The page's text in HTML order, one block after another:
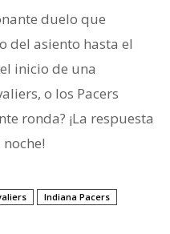
duelo que
del asiento hasta el
inicio de una
o los Pacers
ronda? ¡La respuesta
Indiana Pacers